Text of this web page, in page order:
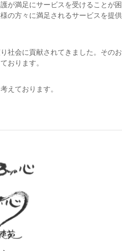
が満足にサービスを受けることが
の方々に満足されるサービスを提
社会に貢献されてきました。その
おります。
えております。